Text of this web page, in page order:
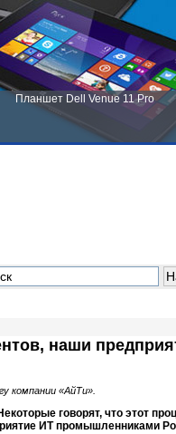
Планшет Dell Venue 11 Pro
наши
компании «АйТи».
говорят, что этот
ИТ промышленниками